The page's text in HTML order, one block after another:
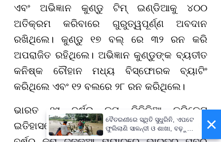
ଏବଂ ଅଭିଜ୍ଞାନ କୁଣ୍ଡୁ ଟିମ୍ ଇଣ୍ଡିଆକୁ ୪୦୦
ଅତିକ୍ରମ କରିବାରେ ଗୁରୁତ୍ୱପୂର୍ଣ୍ଣ ଅବଦାନ
ରଖିଥିଲେ। କୁଣ୍ଡୁ ୧୭ ବଲ୍ ରେ ୩୨ ରନ କରି
ଅପରାଜିତ ରହିଥିଲେ। ଅଭିଜ୍ଞାନ କୁଣ୍ଡୁଙ୍କ ବ୍ୟତୀତ
କନିଷ୍କ ଚୌହାନ ମଧ୍ୟ ବିସ୍ଫୋରକ ବ୍ୟାଟିଂ
କରିଥିଲେ ଏବଂ ୧୨ ବଲରେ ୨୮ ରନ କରିଥିଲେ।
ଭାରତ ୧୯ ବର୍ଷରୁ କମ୍ ଦିନିକିଆ କ୍ରିକେଟ
ଇତିହାସରେ ତୃତୀୟ ସର୍ବାଧିକ ସ୍କୋର କରିଛି। ୧୯ ×
ବୈତରଣୀରେ ସ୍ଥିତି ସୁଧୁରିନି, ଏପଟେ
ଫୁଲିଲାଣି ସାଳନ୍ଦୀ ଓ ଶାଖା, ବଢ଼ୁଛି
ବନ୍ୟା ଭୟ